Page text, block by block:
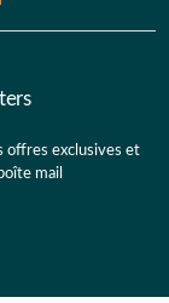
offres exclusives et
mail